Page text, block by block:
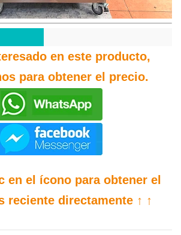
en este producto,
para obtener el precio.
en el ícono para obtener el
reciente directamente ↑ ↑